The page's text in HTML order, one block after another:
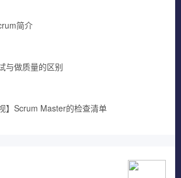
简介
与做质量的区别
视】Scrum Master的检查清单